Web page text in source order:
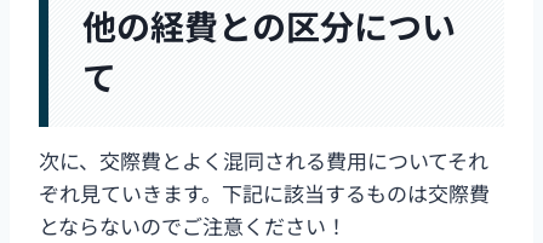
他の経費との区分につい
て
次に、交際費とよく混同される費用についてそれ
ぞれ見ていきます。下記に該当するものは交際費
とならないのでご注意ください！